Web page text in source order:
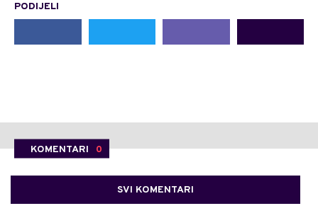
PODIJELI
KOMENTARI 0
SVI KOMENTARI